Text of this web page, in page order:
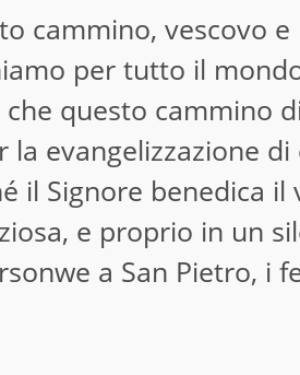
cammino, vescovo
per tutto il
questo cammino
evangelizzazione
il Signore benedica il
e proprio in un
a San Pietro, i